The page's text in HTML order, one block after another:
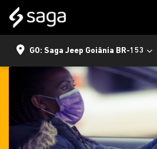
GO: Saga Jeep Goiânia BR-153